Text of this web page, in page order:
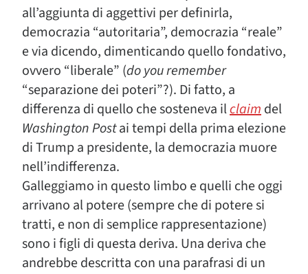
all’aggiunta di aggettivi per definirla,
democrazia “autoritaria”, democrazia “reale”
e via dicendo, dimenticando quello fondativo,
ovvero “liberale” (do you remember
“separazione dei poteri”?). Di fatto, a
differenza di quello che sosteneva ilclaimdel
Washington Postai tempi della prima elezione
di Trump a presidente, la democrazia muore
nell’indifferenza.
Galleggiamo in questo limbo e quelli che oggi
arrivano al potere (sempre che di potere si
tratti, e non di semplice rappresentazione)
sono i figli di questa deriva. Una deriva che
andrebbe descritta con una parafrasi di un